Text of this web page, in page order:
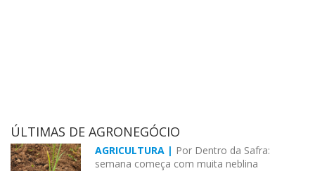
ÚLTIMAS DE AGRONEGÓCIO
AGRICULTURA | Por Dentro da Safra:
semana começa com muita neblina